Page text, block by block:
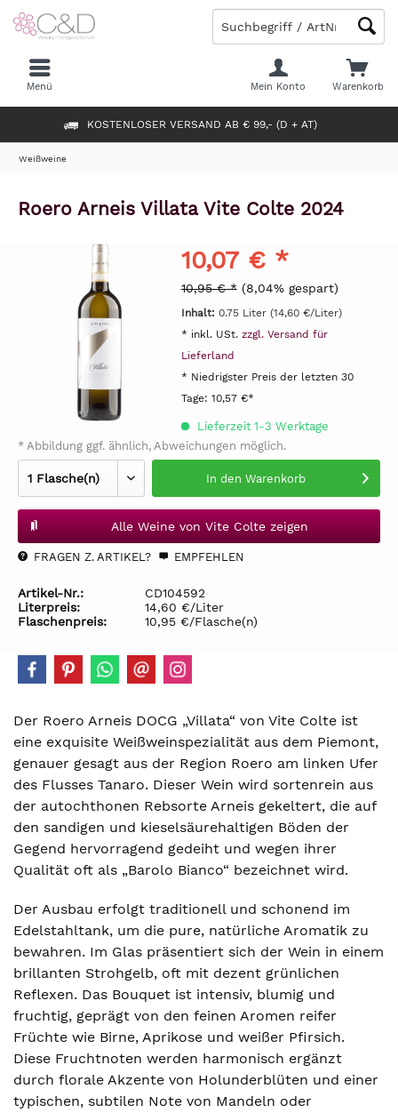
KOSTENLOSER VERSAND AB € 99,- (D + AT)
Warenkorb
Mein Konto
Menü
Weißweine
Roero Arneis Villata Vite Colte 2024
10,07 € *
10,95 € * (8,04% gespart)
Inhalt: 0.75 Liter (14,60 €/Liter)
* inkl. USt. zzgl. Versand für
Lieferland
* Niedrigster Preis der letzten 30
Tage: 10,57 €*
Lieferzeit 1-3 Werktage
* Abbildung ggf. ähnlich, Abweichungen möglich.
In den Warenkorb
Alle Weine von Vite Colte zeigen
FRAGEN Z. ARTIKEL? EMPFEHLEN
Artikel-Nr.:
CD104592
Literpreis:
14,60 €/Liter
Flaschenpreis:
10,95 €/Flasche(n)
Der Roero Arneis DOCG „Villata“ von Vite Colte ist
eine exquisite Weißweinspezialität aus dem Piemont,
genauer gesagt aus der Region Roero am linken Ufer
des Flusses Tanaro. Dieser Wein wird sortenrein aus
der autochthonen Rebsorte Arneis gekeltert, die auf
den sandigen und kieselsäurehaltigen Böden der
Gegend hervorragend gedeiht und wegen ihrer
Qualität oft als „Barolo Bianco“ bezeichnet wird.
Der Ausbau erfolgt traditionell und schonend im
Edelstahltank, um die pure, natürliche Aromatik zu
bewahren. Im Glas präsentiert sich der Wein in einem
brillanten Strohgelb, oft mit dezent grünlichen
Reflexen. Das Bouquet ist intensiv, blumig und
fruchtig, geprägt von den feinen Aromen reifer
Früchte wie Birne, Aprikose und weißer Pfirsich.
Diese Fruchtnoten werden harmonisch ergänzt
durch florale Akzente von Holunderblüten und einer
typischen, subtilen Note von Mandeln oder